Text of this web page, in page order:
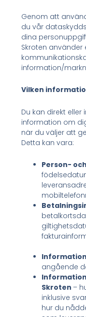
Genom att
du vår
dina
Skroten använder
information/
Vilken
Du kan direkt
information om
när du väljer att
Detta kan vara:
Person-
angående
Skroten –
inklusive
hur du